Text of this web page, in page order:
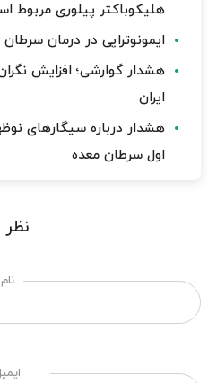
هلیکوباکتر پیلوری مربوط
ایمونوتراپی در درمان
هشدار گوارشی؛ افزایش
ایران
هشدار درباره سیگارهای
اول سرطان معده
نام